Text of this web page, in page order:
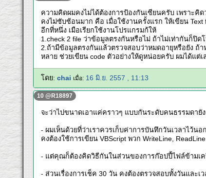
ความคิดผมคงไม่ได้ต้องการป้องกันเซียนครับ เพราะคิ
คงไม่ซับซ้อนมาก คือ เมื่อใช้งานครั้งแรก ให้เขียน Text
อีกที่หนึ่ง เมือเรียกใช้งานโปรแกรมก้ให้
1.check 2 file ว่าข้อมูลตรงกันหรือไม่ ถ้าไม่เท่ากันก็ปิ
2.ถ้ามีข้อมูลตรงกันแล้วตรวจสอบว่าหมดอายุหรือยัง ถ้
หลาย ช่วยเขียน code ตัวอย่างให้ดูหน่อยครับ ผมได้แ
โดย: chai เมื่อ: 16 มิ.ย. 2557 , 11:13
10 @R18897
จะว่าไปขนาดเอาแค่คราวๆ แบบกันระดับคนธรรมดายั
- ผมเห็นด้วยที่ว่าเราควรเก็บค่าการบันทึกวันเวลาไว้น
คงต้องใช้การเขียน VBScript พวก WriteLine, ReadLine
- แต่คุณก็ต้องคิดวิธีกันในส่วนของการก๊อปปี้ไฟล์ข้ามเ
- ส่วนเรื่องการเช็ค 30 วัน คงต้องตรวจสอบทั้งวันและเ